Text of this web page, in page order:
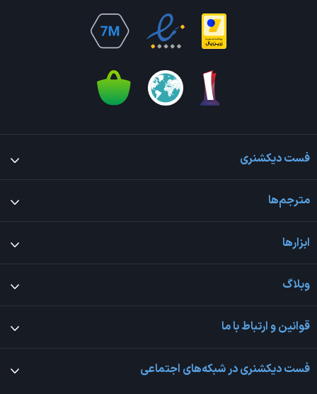
فست دیکشنری
مترجم‌ها
ابزارها
وبلاگ
قوانین و ارتباط با ما
فست دیکشنری در شبکه‌های اجتماعی